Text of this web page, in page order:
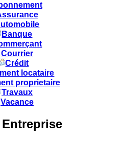
Banque
Courrier
Crédit
locataire
proprietaire
Travaux
Vacance